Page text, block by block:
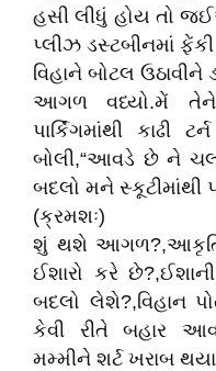
હસી લીધું હોય તો
પ્લીઝ ડસ્ટબીનમાં ફેંકી
વિહાને બોટલ
આગળ વધ્યો.મેં
પાર્કિંગમાંથી કાઢી
બોલી,“આવડે છે ને
બદલો મને સ્કૂટીમાંથી
(ક્રમશઃ)
શું થશે
ઈશારો કરે
બદલો લેશે?,વિહાન
કેવી રીતે બહાર
મમ્મીને શર્ટ ખરાબ